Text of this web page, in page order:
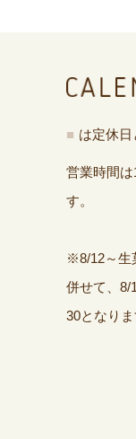
■ は定休日
営業時間は
す。
※8/12～生
併せて、8/
30となりま